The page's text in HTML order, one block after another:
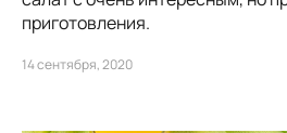
приготовления.
14 сентября, 2020